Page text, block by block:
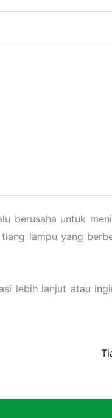
berusaha untuk
lampu yang
lebih lanjut atau